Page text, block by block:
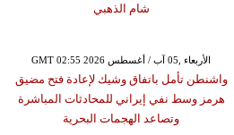
شام الذهبي
GMT 02:55 2026 الأربعاء ,05 آب / أغسطس
واشنطن تأمل باتفاق وشيك لإعادة فتح مضيق
هرمز وسط نفي إيراني للمحادثات المباشرة
وتصاعد الهجمات البحرية